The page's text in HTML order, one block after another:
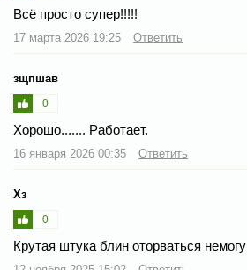
Всё просто супер️!!!!!
17 марта 2026 19:25 Ответить
зщпшав
0
Хорошо....... Работает.
16 января 2026 00:35 Ответить
Хз
0
Крутая штука блин оторваться немогу